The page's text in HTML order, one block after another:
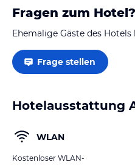
Fragen zum Hotel?
Ehemalige Gäste des
Frage stellen
Hotelausstattung
WLAN
Kostenloser WLAN-